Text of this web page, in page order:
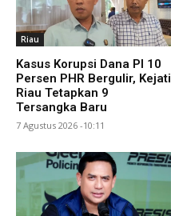
Riau
Kasus Korupsi Dana PI 10
Persen PHR Bergulir, Kejati
Riau Tetapkan 9
Tersangka Baru
7 Agustus 2026 -10:11